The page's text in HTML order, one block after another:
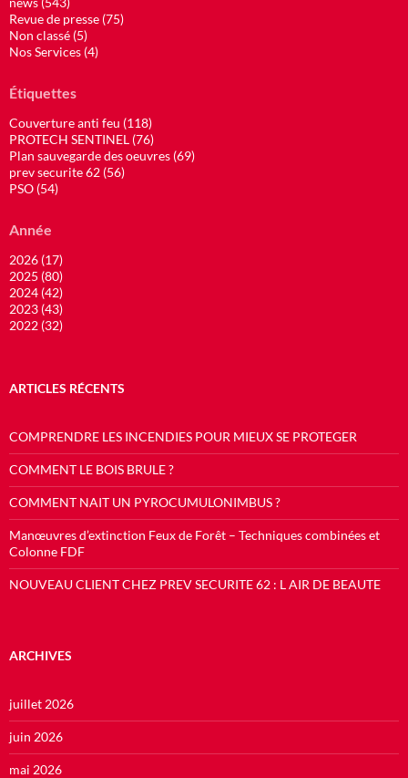
Revue de presse (75)
Non classé (5)
Nos Services (4)
Étiquettes
Couverture anti feu (118)
PROTECH SENTINEL (76)
Plan sauvegarde des oeuvres (69)
prev securite 62 (56)
PSO (54)
Année
2026 (17)
2025 (80)
2024 (42)
2023 (43)
2022 (32)
ARTICLES RÉCENTS
COMPRENDRE LES INCENDIES POUR MIEUX SE PROTEGER
COMMENT LE BOIS BRULE ?
COMMENT NAIT UN PYROCUMULONIMBUS ?
Manœuvres d’extinction Feux de Forêt – Techniques combinées et
Colonne FDF
NOUVEAU CLIENT CHEZ PREV SECURITE 62 : L AIR DE BEAUTE
ARCHIVES
juillet 2026
juin 2026
mai 2026